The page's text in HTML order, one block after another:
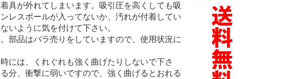
具が外れてしまいます。吸引圧を高くしても吸
レスボールが入ってないか、汚れが付着してい
いように気を付けて下さい。
部品はバラ売りをしていますので、使用状況に
には、くれぐれも強く曲げたりしないで下さ
分、衝撃に弱いですので、強く曲げるとおれる